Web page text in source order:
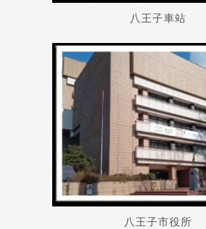
八王子車站
八王子市役所